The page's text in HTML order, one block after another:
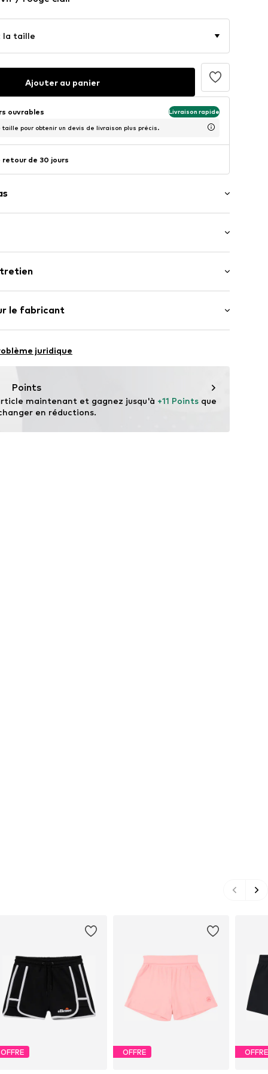
la taille
Ajouter au panier
ouvrables Livraison rapide
taille pour obtenir un devis de livraison plus précis.
retour de 30 jours
élastique
WEFegxg001000001
PES (recyclé)
le fabricant
juridique
Points
maintenant et gagnez jusqu'à +11 Points que
en réductions.
OFFRE OFFRE OFFRE